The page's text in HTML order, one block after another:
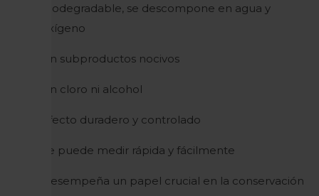
Biodegradable, se descompone en agua y
oxígeno
Sin subproductos nocivos
Sin cloro ni alcohol
Efecto duradero y controlado
Se puede medir rápida y fácilmente
Desempeña un papel crucial en la conservación